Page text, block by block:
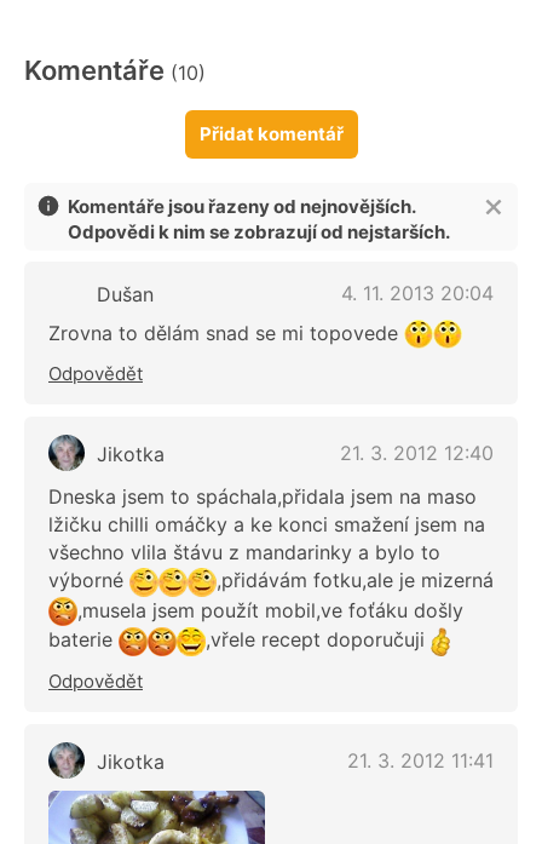
Komentáře (10)
Přidat komentář
Komentáře jsou řazeny od nejnovějších.
Odpovědi k nim se zobrazují od nejstarších.
Dušan
4. 11. 2013 20:04
Zrovna to dělám snad se mi topovede
Odpovědět
Jikotka
21. 3. 2012 12:40
Dneska jsem to spáchala,přidala jsem na maso
lžičku chilli omáčky a ke konci smažení jsem na
všechno vlila štávu z mandarinky a bylo to
výborné
,přidávám fotku,ale je mizerná
,musela jsem použít mobil,ve foťáku došly
baterie
,vřele recept doporučuji
Odpovědět
Jikotka 21. 3. 2012 11:41